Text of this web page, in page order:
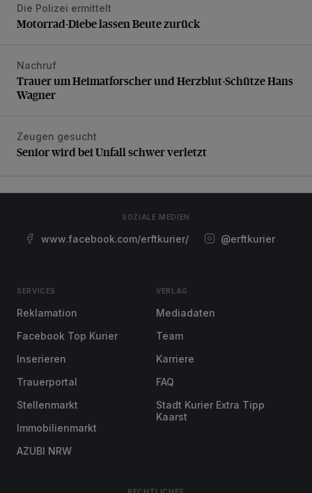
Motorrad-Diebe lassen Beute zurück
Die Polizei ermittelt
Motorrad-Diebe lassen Beute zurück
Trauer um Heimatforscher und Herzblut-Schütze Hans
Nachruf
Trauer um Heimatforscher und Herzblut-Schütze Hans
Wagner
Senior wird bei Unfall schwer verletzt
Zeugen gesucht
Senior wird bei Unfall schwer verletzt
SOZIALE MEDIEN
www.facebook.com/erftkurier/ @erftkurier
SERVICES
Reklamation
Facebook Top Kurier
Inserieren
Trauerportal
Stellenmarkt
Immobilienmarkt
AZUBI NRW
VERLAG
Mediadaten
Team
Karriere
FAQ
Stadt Kurier Extra Tipp
Kaarst